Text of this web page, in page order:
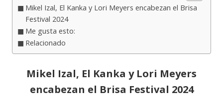
Mikel Izal, El Kanka y Lori Meyers encabezan el Brisa
Festival 2024
Me gusta esto:
Relacionado
Mikel Izal, El Kanka y Lori Meyers
encabezan el Brisa Festival 2024